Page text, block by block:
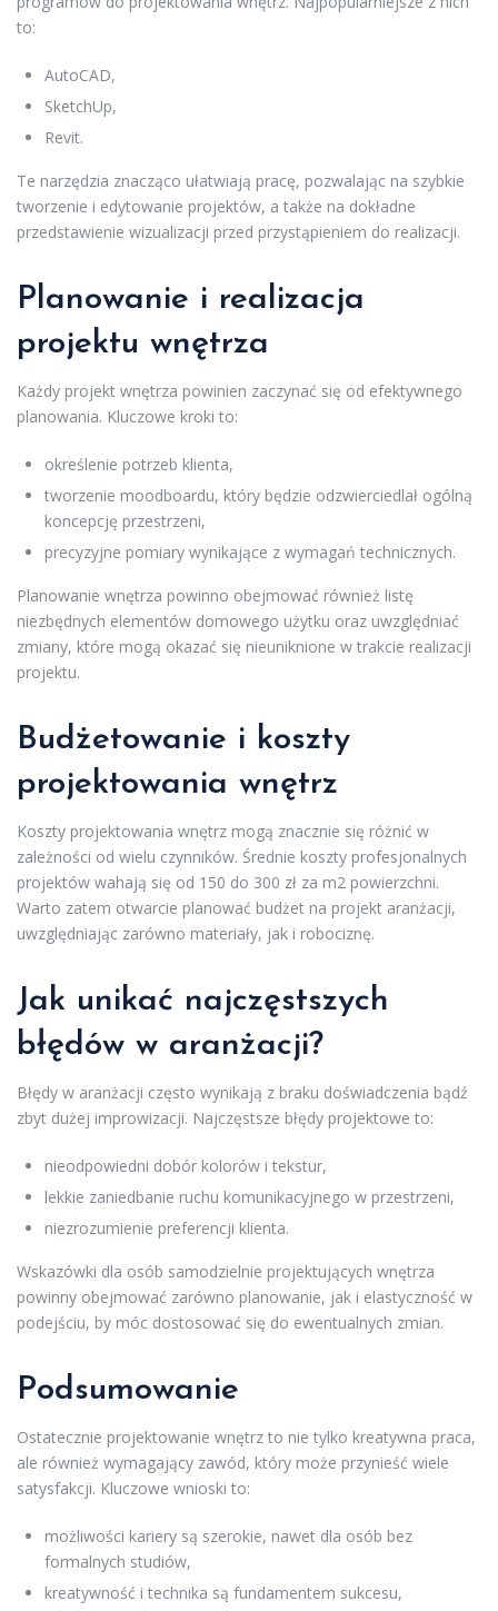
to:
AutoCAD,
SketchUp,
Revit.
Te narzędzia znacząco ułatwiają pracę, pozwalając na szybkie
tworzenie i edytowanie projektów, a także na dokładne
przedstawienie wizualizacji przed przystąpieniem do realizacji.
Planowanie i realizacja
projektu wnętrza
Każdy projekt wnętrza powinien zaczynać się od efektywnego
planowania. Kluczowe kroki to:
określenie potrzeb klienta,
tworzenie moodboardu, który będzie odzwierciedlał ogólną
koncepcję przestrzeni,
precyzyjne pomiary wynikające z wymagań technicznych.
Planowanie wnętrza powinno obejmować również listę
niezbędnych elementów domowego użytku oraz uwzględniać
zmiany, które mogą okazać się nieuniknione w trakcie realizacji
projektu.
Budżetowanie i koszty
projektowania wnętrz
Koszty projektowania wnętrz mogą znacznie się różnić w
zależności od wielu czynników. Średnie koszty profesjonalnych
projektów wahają się od 150 do 300 zł za m2 powierzchni.
Warto zatem otwarcie planować budżet na projekt aranżacji,
uwzględniając zarówno materiały, jak i robociznę.
Jak unikać najczęstszych
błędów w aranżacji?
Błędy w aranżacji często wynikają z braku doświadczenia bądź
zbyt dużej improwizacji. Najczęstsze błędy projektowe to:
nieodpowiedni dobór kolorów i tekstur,
lekkie zaniedbanie ruchu komunikacyjnego w przestrzeni,
niezrozumienie preferencji klienta.
Wskazówki dla osób samodzielnie projektujących wnętrza
powinny obejmować zarówno planowanie, jak i elastyczność w
podejściu, by móc dostosować się do ewentualnych zmian.
Podsumowanie
Ostatecznie projektowanie wnętrz to nie tylko kreatywna praca,
ale również wymagający zawód, który może przynieść wiele
satysfakcji. Kluczowe wnioski to:
możliwości kariery są szerokie, nawet dla osób bez
formalnych studiów,
kreatywność i technika są fundamentem sukcesu,